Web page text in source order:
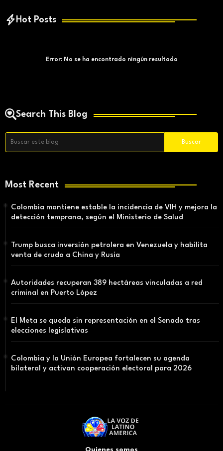
Hot Posts
Error:No se ha encontrado ningún resultado
Search This Blog
Most Recent
Colombia mantiene estable la incidencia de VIH y mejora la
detección temprana, según el Ministerio de Salud
Trump busca inversión petrolera en Venezuela y habilita
venta de crudo a China y Rusia
Autoridades recuperan 389 hectáreas vinculadas a red
criminal en Puerto López
El Meta se queda sin representación en el Senado tras
elecciones legislativas
Colombia y la Unión Europea fortalecen su agenda
bilateral y activan cooperación electoral para 2026
Quienes somos